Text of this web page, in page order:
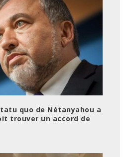
quo de Nétanyahou a
trouver un accord de